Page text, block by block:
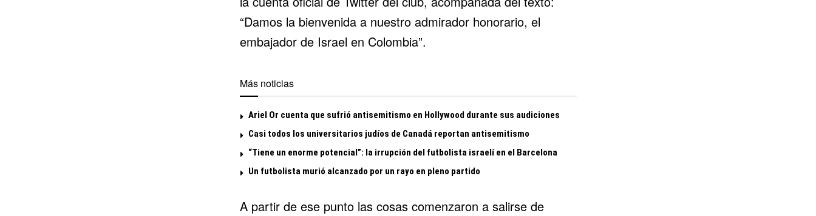
“Damos la bienvenida a nuestro admirador honorario, el
embajador de Israel en Colombia”.
Más noticias
Ariel Or cuenta que sufrió antisemitismo en Hollywood durante sus audiciones
Casi todos los universitarios judíos de Canadá reportan antisemitismo
“Tiene un enorme potencial”: la irrupción del futbolista israelí en el Barcelona
Un futbolista murió alcanzado por un rayo en pleno partido
A partir de ese punto las cosas comenzaron a salirse de